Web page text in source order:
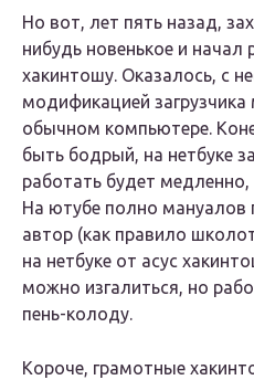
Но вот, лет пять назад,
нибудь новенькое и начал
хакинтошу. Оказалось, с
модификацией
обычном компьютере.
быть бодрый, на нетбуке
работать будет
На ютубе полно мануалов
автор (как правило
на нетбуке от асус
можно изгалиться, но
пень-колоду.
Короче, грамотные